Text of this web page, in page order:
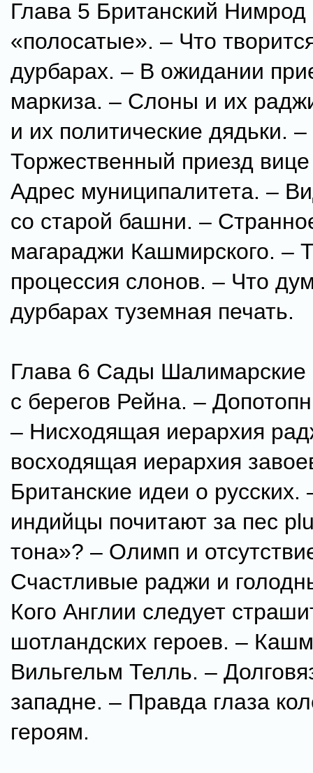
Глава 5 Британский Нимрод
«полосатые». – Что
дурбарах. – В ожидании
маркиза. – Слоны и их
и их политические дядьки. –
Торжественный приезд
Адрес муниципалитета. –
со старой башни. –
магараджи Кашмирского. –
процессия слонов. – Что
дурбарах туземная печать.
Глава 6 Сады Шалимарские
с берегов Рейна. –
– Нисходящая иерархия
восходящая иерархия
Британские идеи о русских.
индийцы почитают за пес
тона»? – Олимп и
Счастливые раджи и
Кого Англии следует
шотландских героев. –
Вильгельм Телль. –
западне. – Правда глаза
героям.